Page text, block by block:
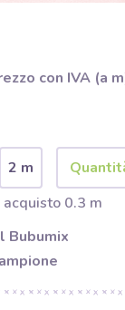
con IVA (a
2 m
0.3 m
Bubumix